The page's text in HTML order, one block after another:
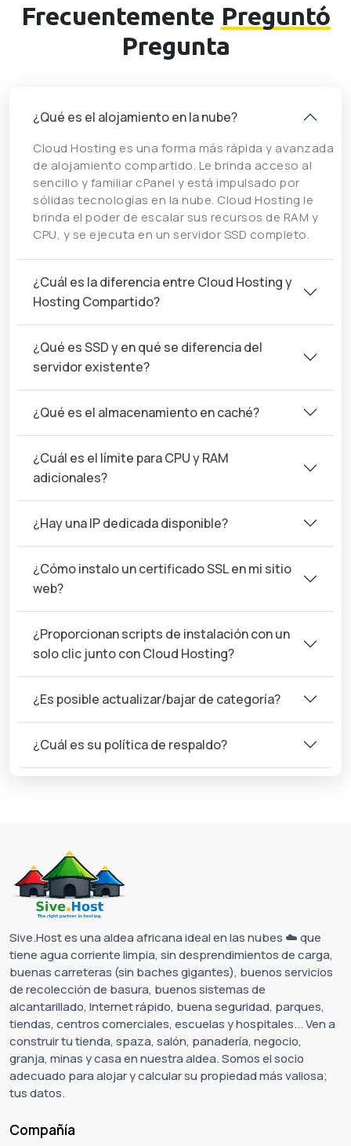
Frecuentemente Preguntó
Pregunta
¿Qué es el alojamiento en la nube?
Cloud Hosting es una forma más rápida y avanzada
de alojamiento compartido. Le brinda acceso al
sencillo y familiar cPanel y está impulsado por
sólidas tecnologías en la nube. Cloud Hosting le
brinda el poder de escalar sus recursos de RAM y
CPU, y se ejecuta en un servidor SSD completo.
¿Cuál es la diferencia entre Cloud Hosting y
Hosting Compartido?
¿Qué es SSD y en qué se diferencia del
servidor existente?
¿Qué es el almacenamiento en caché?
¿Cuál es el límite para CPU y RAM
adicionales?
¿Hay una IP dedicada disponible?
¿Cómo instalo un certificado SSL en mi sitio
web?
¿Proporcionan scripts de instalación con un
solo clic junto con Cloud Hosting?
¿Es posible actualizar/bajar de categoría?
¿Cuál es su política de respaldo?
Sive.Host es una aldea africana ideal en las nubes ☁️ que
tiene agua corriente limpia, sin desprendimientos de carga,
buenas carreteras (sin baches gigantes), buenos servicios
de recolección de basura, buenos sistemas de
alcantarillado, Internet rápido, buena seguridad, parques,
tiendas, centros comerciales, escuelas y hospitales... Ven a
construir tu tienda, spaza, salón, panadería, negocio,
granja, minas y casa en nuestra aldea. Somos el socio
adecuado para alojar y calcular su propiedad más valiosa;
tus datos.
Compañía